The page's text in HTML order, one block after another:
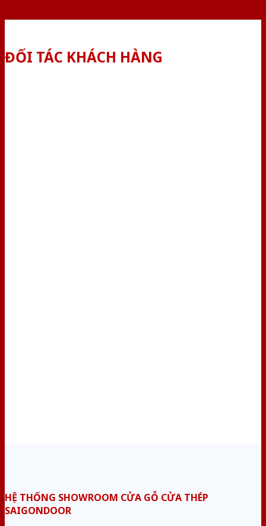
ĐỐI TÁC KHÁCH HÀNG
HỆ THỐNG SHOWROOM CỬA GỖ CỬA THÉP
SAIGONDOOR